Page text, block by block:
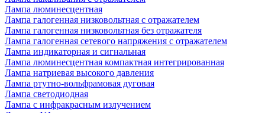
Лампа люминесцентная
Лампа галогенная низковольтная с отражателем
Лампа галогенная низковольтная без отражателя
Лампа галогенная сетевого напряжения с отражателем
Лампа индикаторная и сигнальная
Лампа люминесцентная компактная интегрированная
Лампа натриевая высокого давления
Лампа ртутно-вольфрамовая дуговая
Лампа светодиодная
Лампа с инфракрасным излучением